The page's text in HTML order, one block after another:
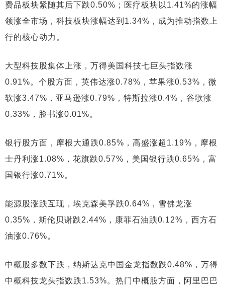
费品板块紧随其后下跌0.50%；医疗板块以1.41%的涨幅
领涨全市场，科技板块涨幅达到1.34%，成为推动指数上
行的核心动力。
大型科技股集体上涨，万得美国科技七巨头指数涨
0.91%。个股方面，英伟达涨0.78%，苹果涨0.53%，微
软涨3.47%，亚马逊涨0.79%，特斯拉涨0.4%，谷歌涨
0.33%，脸书涨0.01%。
银行股方面，摩根大通跌0.85%，高盛涨超1.19%，摩根
士丹利涨1.08%，花旗跌0.57%，美国银行跌0.65%，富
国银行涨0.71%。
能源股涨跌互现，埃克森美孚跌0.64%，雪佛龙涨
0.35%，斯伦贝谢跌2.44%，康菲石油跌0.12%，西方石
油涨0.76%。
中概股多数下跌，纳斯达克中国金龙指数跌0.48%，万得
中概科技龙头指数跌1.53%。热门中概股方面，阿里巴巴